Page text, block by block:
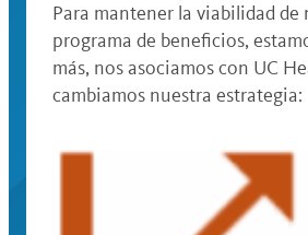
Para mantener la viabilidad de
programa de beneficios,
más, nos asociamos con UC
cambiamos nuestra estrategia: